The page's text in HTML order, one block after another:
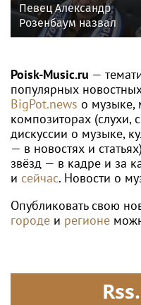
Певец Александр
Розенбаум назвал
Любовь Орлову
Poisk-Music.ru —
популярных
BigPot.news о музыке,
композиторах (слухи,
дискуссии о музыке,
— в новостях и
звёзд — в кадре и за
и сейчас. Новости о
Опубликовать свою
городе и регионе